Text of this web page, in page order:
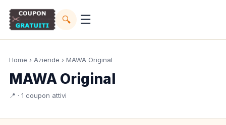
🔍 ☰
Home › Aziende › MAWA Original
MAWA Original
📍 · 1 coupon attivi